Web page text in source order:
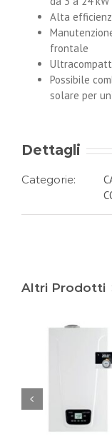
Alta
frontale
Possibile
solare per
Dettagli
Categorie:
Altri Prodotti